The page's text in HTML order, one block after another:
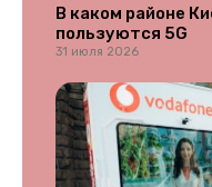
В каком районе
пользуются 5G
31 июля 2026